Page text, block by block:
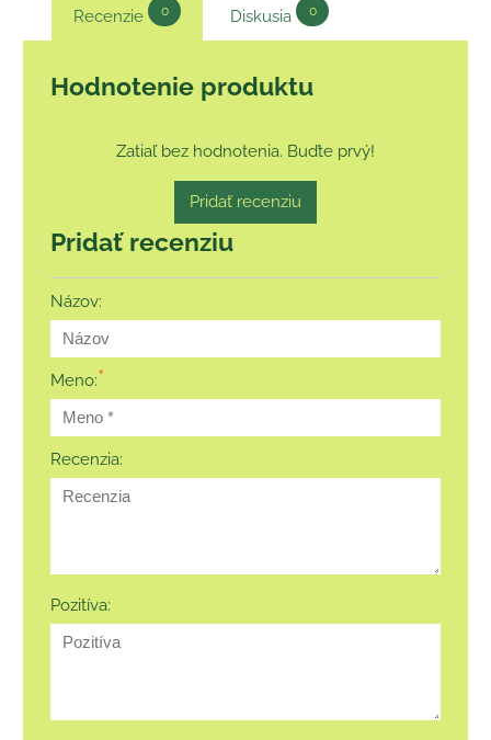
Recenzie 0 Diskusia 0
Hodnotenie produktu
Zatiaľ bez hodnotenia. Buďte prvý!
Pridať recenziu
Pridať recenziu
Názov:
Meno:*
Recenzia:
Pozitíva: